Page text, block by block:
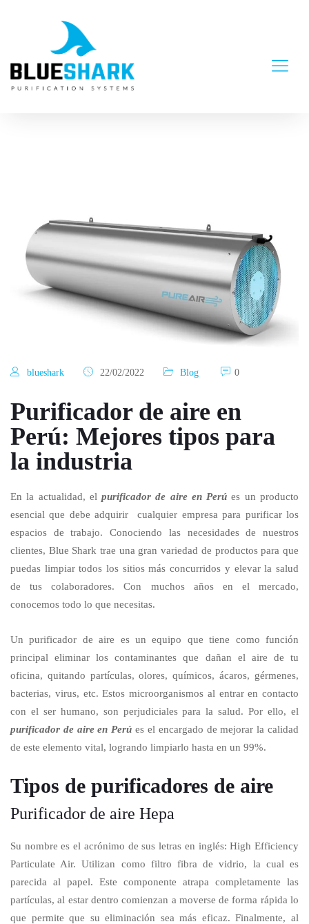
blueshark 22/02/2022 Blog 0
Purificador de aire en
Perú: Mejores tipos para
la industria
En la actualidad, elpurificador de aire en Perúes un producto
esencial que debe adquirir cualquier empresa para purificar los
espacios de trabajo. Conociendo las necesidades de nuestros
clientes, Blue Shark trae una gran variedad de productos para que
puedas limpiar todos los sitios más concurridos y elevar la salud
de tus colaboradores. Con muchos años en el mercado,
conocemos todo lo que necesitas.
Un purificador de aire es un equipo que tiene como función
principal eliminar los contaminantes que dañan el aire de tu
oficina, quitando partículas, olores, químicos, ácaros, gérmenes,
bacterias, virus, etc. Estos microorganismos al entrar en contacto
con el ser humano, son perjudiciales para la salud. Por ello, el
purificador de aire en Perúes el encargado de mejorar la calidad
de este elemento vital, logrando limpiarlo hasta en un 99%.
Tipos de purificadores de aire
Purificador de aire Hepa
Su nombre es el acrónimo de sus letras en inglés: High Efficiency
Particulate Air. Utilizan como filtro fibra de vidrio, la cual es
parecida al papel. Este componente atrapa completamente las
partículas, al estar dentro comienzan a moverse de forma rápida lo
que permite que su eliminación sea más eficaz. Finalmente, al